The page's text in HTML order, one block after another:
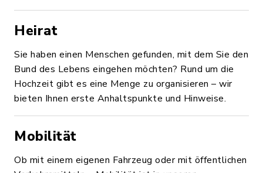
Heirat
Sie haben einen Menschen gefunden, mit dem Sie den
Bund des Lebens eingehen möchten? Rund um die
Hochzeit gibt es eine Menge zu organisieren – wir
bieten Ihnen erste Anhaltspunkte und Hinweise.
Mobilität
Ob mit einem eigenen Fahrzeug oder mit öffentlichen